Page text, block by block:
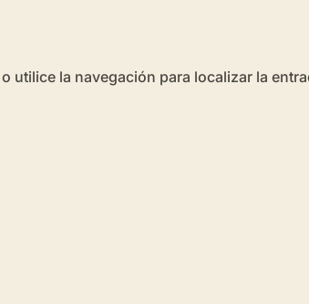
utilice la navegación para localizar la